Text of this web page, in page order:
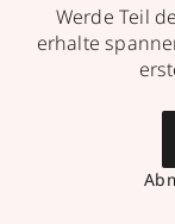
Werde Teil
erhalte